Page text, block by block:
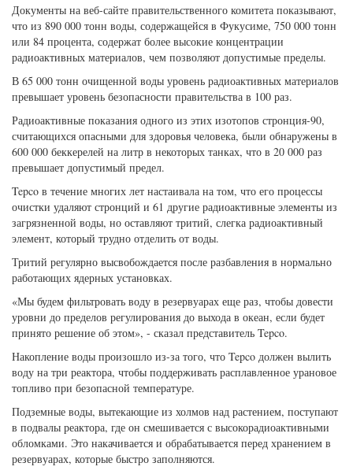
Документы на веб-сайте правительственного комитета показывают,
что из 890 000 тонн воды, содержащейся в Фукусиме, 750 000 тонн
или 84 процента, содержат более высокие концентрации
радиоактивных материалов, чем позволяют допустимые пределы.
В 65 000 тонн очищенной воды уровень радиоактивных материалов
превышает уровень безопасности правительства в 100 раз.
Радиоактивные показания одного из этих изотопов стронция-90,
считающихся опасными для здоровья человека, были обнаружены в
600 000 беккерелей на литр в некоторых танках, что в 20 000 раз
превышает допустимый предел.
Tepco в течение многих лет настаивала на том, что его процессы
очистки удаляют стронций и 61 другие радиоактивные элементы из
загрязненной воды, но оставляют тритий, слегка радиоактивный
элемент, который трудно отделить от воды.
Тритий регулярно высвобождается после разбавления в нормально
работающих ядерных установках.
«Мы будем фильтровать воду в резервуарах еще раз, чтобы довести
уровни до пределов регулирования до выхода в океан, если будет
принято решение об этом», - сказал представитель Tepco.
Накопление воды произошло из-за того, что Tepco должен вылить
воду на три реактора, чтобы поддерживать расплавленное урановое
топливо при безопасной температуре.
Подземные воды, вытекающие из холмов над растением, поступают
в подвалы реактора, где он смешивается с высокорадиоактивными
обломками. Это накачивается и обрабатывается перед хранением в
резервуарах, которые быстро заполняются.